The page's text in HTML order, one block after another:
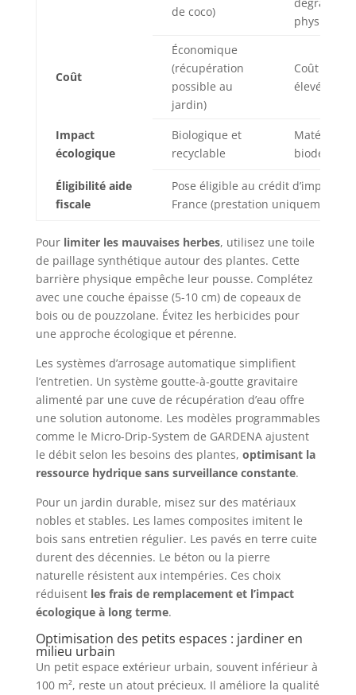
de coco)
physique)
Coût
Économique
(récupération
possible au
jardin)
Coût plus
élevé à
Impact
écologique
Biologique et
recyclable
Matériau
Éligibilité aide
fiscale
Pose éligible au crédit d’impôt
France (prestation uniquement)
Pour limiter les mauvaises herbes, utilisez une toile
de paillage synthétique autour des plantes. Cette
barrière physique empêche leur pousse. Complétez
avec une couche épaisse (5-10 cm) de copeaux de
bois ou de pouzzolane. Évitez les herbicides pour
une approche écologique et pérenne.
Les systèmes d’arrosage automatique simplifient
l’entretien. Un système goutte-à-goutte gravitaire
alimenté par une cuve de récupération d’eau offre
une solution autonome. Les modèles programmables
comme le Micro-Drip-System de GARDENA ajustent
le débit selon les besoins des plantes, optimisant la
ressource hydrique sans surveillance constante.
Pour un jardin durable, misez sur des matériaux
nobles et stables. Les lames composites imitent le
bois sans entretien régulier. Les pavés en terre cuite
durent des décennies. Le béton ou la pierre
naturelle résistent aux intempéries. Ces choix
réduisent les frais de remplacement et l’impact
écologique à long terme.
Optimisation des petits espaces : jardiner en
milieu urbain
Un petit espace extérieur urbain, souvent inférieur à
100 m², reste un atout précieux. Il améliore la qualité